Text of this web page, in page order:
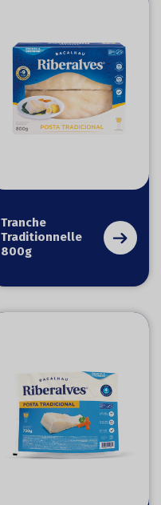
Tranche
Traditionnelle
800g